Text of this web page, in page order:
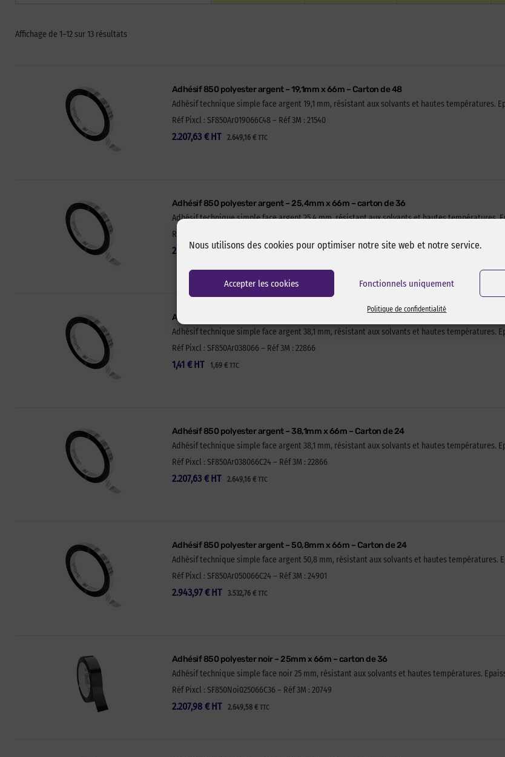
Nous utilisons des cookies pour optimiser notre site web et notre service.
Accepter les cookies Fonctionnels uniquement
Politique de confidentialité
Affichage de 1–12 sur 13 résultats
Adhésif 850 polyester argent – 19,1mm x 66m – Carton de 48
Adhésif technique simple face argent 19,1 mm, résistant aux solvants et hautes températures.
Réf Pixcl : SF850Ar019066C48 – Réf 3M : 21540
2.207,63 € 2.649,16 €TTC
HT
Adhésif 850 polyester argent – 25,4mm x 66m – carton de 36
Adhésif technique simple face argent 25,4 mm, résistant aux solvants et hautes températures.
Réf Pixcl : SF850Ar025066C36 – Réf 3M : 21541
2.207,98€ HT
Adhésif 850 polyester argent – 38,1mm x 66m – à l’unité
Adhésif technique simple face argent 38,1 mm, résistant aux solvants et hautes températures.
Réf Pixcl : SF850Ar038066 – Réf 3M : 22866
1,41 € 1,69 €TTC
HT
Adhésif 850 polyester argent – 38,1mm x 66m – Carton de 24
Adhésif technique simple face argent 38,1 mm, résistant aux solvants et hautes températures.
Réf Pixcl : SF850Ar038066C24 – Réf 3M : 22866
2.207,63 € 2.649,16 €TTC
HT
Adhésif 850 polyester argent – 50,8mm x 66m – Carton de 24
Adhésif technique simple face argent 50,8 mm, résistant aux solvants et hautes températures.
Réf Pixcl : SF850Ar050066C24 – Réf 3M : 24901
2.943,97€ 3.532,76 €TTC
HT
Adhésif 850 polyester noir – 25mm x 66m – carton de 36
Adhésif technique simple face noir 25 mm, résistant aux solvants et hautes températures.
Réf Pixcl : SF850Noi025066C36 – Réf 3M : 20749
2.207,98 € 2.649,58 €TTC
HT